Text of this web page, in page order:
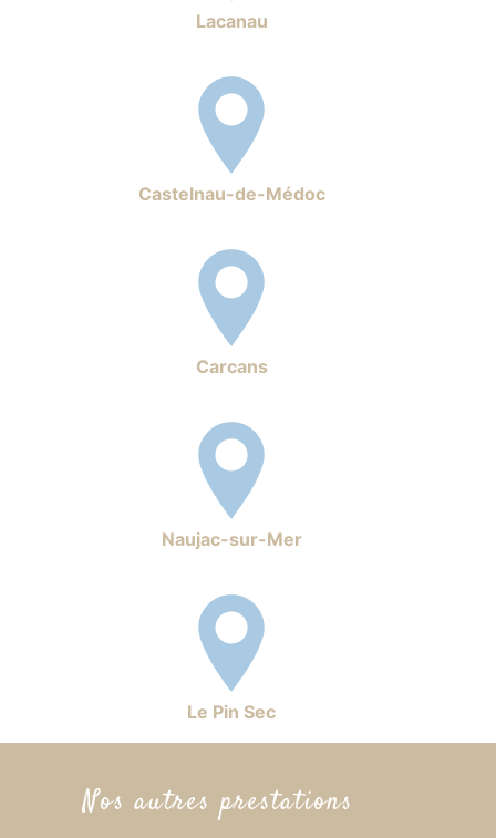
Lacanau
Castelnau-de-Médoc
Carcans
Naujac-sur-Mer
Le Pin Sec
Nos autres prestations